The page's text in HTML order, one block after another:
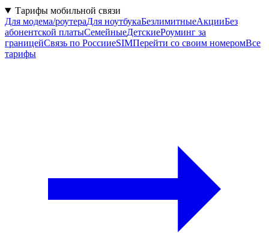
Тарифы мобильной связи
Для модема/роутераДля ноутбукаБезлимитныеАкцииБез
абонентской платыСемейныеДетскиеРоуминг за
границейСвязь по РоссииeSIMПерейти со своим номеромВсе
тарифы